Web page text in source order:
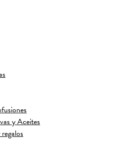
y Aceites